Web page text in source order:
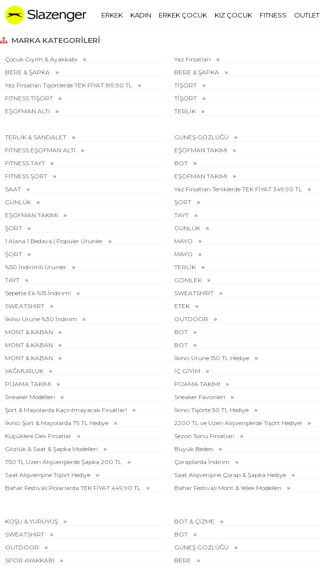
ERKEK KADIN ERKEK ÇOCUK KIZ ÇOCUK FITNESS OUTLET
MARKA KATEGORILERI
Çocuk Giyim & Ayakkabı Yaz Fırsatları
BERE & ŞAPKA
BERE & ŞAPKA
Yaz Fırsatları Tişörtlerde TEK FİYAT 199,90 TL
TİŞÖRT
FITNESS TİŞÖRT
TİŞÖRT
EŞOFMAN ALTI
TERLİK
TERLİK & SANDALET
GÜNEŞ GÖZLÜĞÜ
FITNESS EŞOFMAN ALTI
EŞOFMAN TAKIMI
FITNESS TAYT
BOT
FITNESS ŞORT
EŞOFMAN TAKIMI
SAAT
Yaz Fırsatları Terliklerde TEK FİYAT 349,90 TL
GÜNLÜK
ŞORT
EŞOFMAN TAKIMI
TAYT
ŞORT
GÜNLÜK
1 Alana 1 Bedava | Popüler Ürünler
MAYO
ŞORT
MAYO
%50 İndirimli Ürünler
TERLİK
TAYT
GÖMLEK
Sepette Ek %15 İndirim!
SWEATSHIRT
SWEATSHIRT
ETEK
İkinci Ürüne %30 İndirim
OUTDOOR
MONT & KABAN
BOT
MONT & KABAN
BOT
MONT & KABAN
İkinci Ürüne 150 TL Hediye
YAĞMURLUK
İÇ GİYİM
PİJAMA TAKIMI
PİJAMA TAKIMI
Sneaker Modelleri
Sneaker Favorileri
Şort & Mayolarda Kaçırılmayacak Fırsatlar!
İkinci Tişörte 50 TL Hediye
İkinci Şort & Mayolarda 75 TL Hediye
2200 TL ve Üzeri Alışverişlerde Tişört Hediye!
Küçüklere Dev Fırsatlar
Sezon Sonu Fırsatları
Gözlük & Saat & Şapka Modelleri
Büyük Beden
750 TL Üzeri Alışverişlerde Şapka 200 TL
Çoraplarda İndirim
Saat Alışverişine Tişört Hediye
Saat Alışverişine Çorap & Şapka Hediye
Bahar Festivali Polarlarda TEK FİYAT 449,90 TL
Bahar Festivali Mont & Yelek Modelleri
KOŞU & YÜRÜYÜŞ
BOT & ÇİZME
SWEATSHIRT
BOT
OUTDOOR
GÜNEŞ GÖZLÜĞÜ
SPOR AYAKKABI
BERE